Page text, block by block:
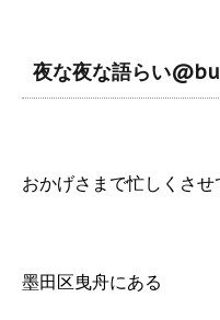
夜な夜な語らい
おかげさまで忙しくさ
墨田区曳舟にある